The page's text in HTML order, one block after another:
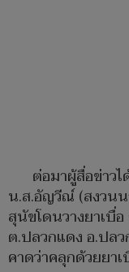
ต่อมาผู้สื่อข่าว
น.ส.อัญวีณ์ (สงวน
สุนัขโดนวางยาเบื่
ต.ปลวกแดง อ.ปลว
คาดว่าคลุกด้วยยา